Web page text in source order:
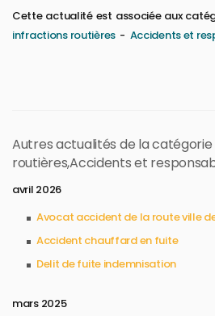
Cette actualité est associée aux
infractions routières - Accidents et
Autres actualités de la
routières,Accidents et
avril 2026
Avocat accident de la route ville
Accident chauffard en fuite
Delit de fuite indemnisation
mars 2025